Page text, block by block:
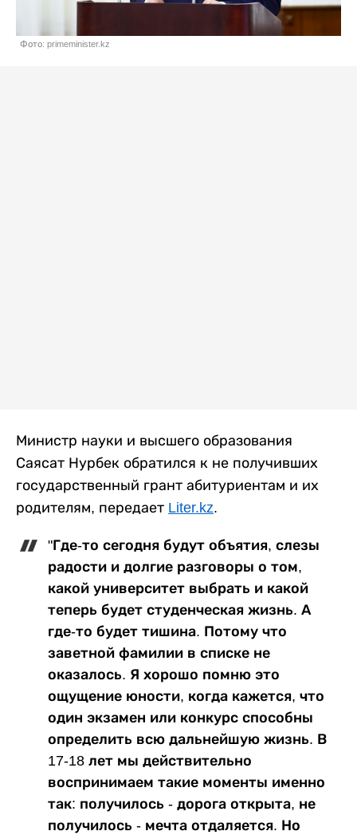
Фото: primeminister.kz
Министр науки и высшего образования
Саясат Нурбек обратился к не получивших
государственный грант абитуриентам и их
родителям, передает Liter.kz.
"Где-то сегодня будут объятия, слезы
радости и долгие разговоры о том,
какой университет выбрать и какой
теперь будет студенческая жизнь. А
где-то будет тишина. Потому что
заветной фамилии в списке не
оказалось. Я хорошо помню это
ощущение юности, когда кажется, что
один экзамен или конкурс способны
определить всю дальнейшую жизнь. В
17-18 лет мы действительно
воспринимаем такие моменты именно
так: получилось - дорога открыта, не
получилось - мечта отдаляется. Но